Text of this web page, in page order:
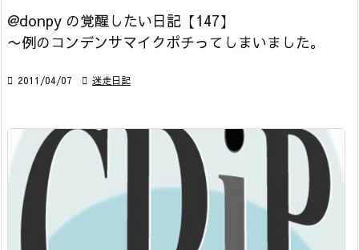
@donpy の覚醒したい日記【147】
〜例のコンデンサマイクポチってしまいました。
 2011/04/07  迷走日記